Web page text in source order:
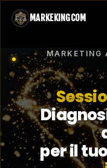
MARKEKINGCOM
MARKETING
per il